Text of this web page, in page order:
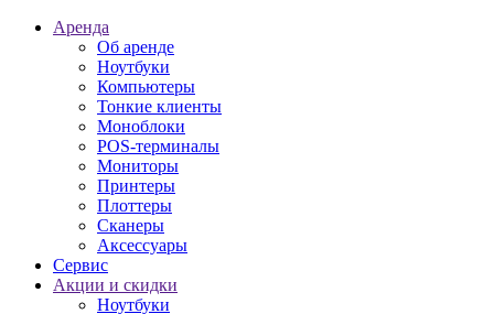
Аренда
Об аренде
Ноутбуки
Компьютеры
Тонкие клиенты
Моноблоки
POS-терминалы
Мониторы
Принтеры
Плоттеры
Сканеры
Аксессуары
Сервис
Акции и скидки
Ноутбуки